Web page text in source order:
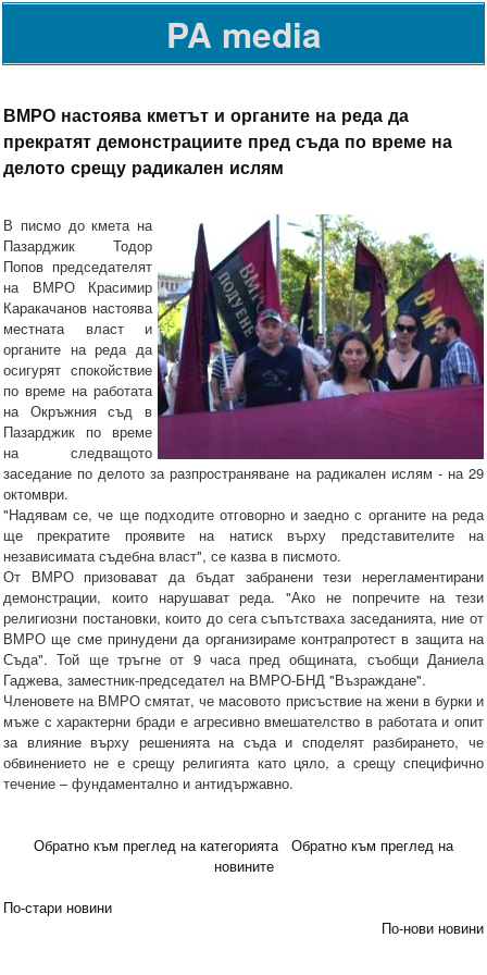
PA media
ВМРО настоява кметът и органите на реда да
прекратят демонстрациите пред съда по време на
делото срещу радикален ислям
В писмо до кмета на
Пазарджик Тодор
Попов председателят
на ВМРО Красимир
Каракачанов настоява
местната власт и
органите на реда да
осигурят спокойствие
по време на работата
на Окръжния съд в
Пазарджик по време
на следващото
заседание по делото за разпространяване на радикален ислям - на 29
октомври.
"Надявам се, че ще подходите отговорно и заедно с органите на реда
ще прекратите проявите на натиск върху представителите на
независимата съдебна власт", се казва в писмото.
От ВМРО призовават да бъдат забранени тези нерегламентирани
демонстрации, които нарушават реда. "Ако не попречите на тези
религиозни постановки, които до сега съпътстваха заседанията, ние от
ВМРО ще сме принудени да организираме контрапротест в защита на
Съда". Той ще тръгне от 9 часа пред общината, съобщи Даниела
Гаджева, заместник-председател на ВМРО-БНД "Възраждане".
Членовете на ВМРО смятат, че масовото присъствие на жени в бурки и
мъже с характерни бради е агресивно вмешателство в работата и опит
за влияние върху решенията на съда и споделят разбирането, че
обвинението не е срещу религията като цяло, а срещу специфично
течение – фундаментално и антидържавно.
Обратно към преглед на категорията
Обратно към преглед на
новините
По-стари новини
По-нови новини